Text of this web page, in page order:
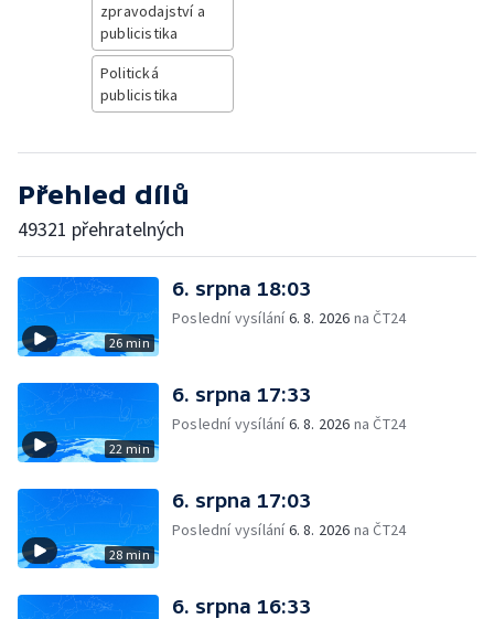
zpravodajství a
publicistika
Politická
publicistika
Přehled dílů
49321 přehratelných
26 min
6. srpna 18:03
Poslední vysílání6. 8. 2026 na ČT24
22 min
6. srpna 17:33
Poslední vysílání6. 8. 2026 na ČT24
28 min
6. srpna 17:03
Poslední vysílání6. 8. 2026 na ČT24
6. srpna 16:33